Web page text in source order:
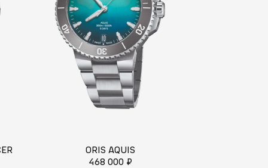
ORIS AQUIS
468 000 ₽